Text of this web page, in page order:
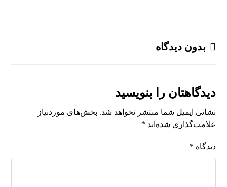
بدون دیدگاه
دیدگاهتان را بنویسید
نشانی ایمیل شما منتشر نخواهد شد. بخش‌های موردنیاز
علامت‌گذاری شده‌اند *
دیدگاه *